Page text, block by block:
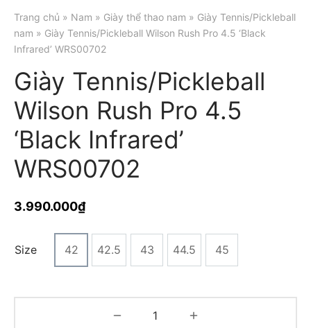
Trang chủ » Nam » Giày thể thao nam » Giày Tennis/Pickleball
nam » Giày Tennis/Pickleball Wilson Rush Pro 4.5 ‘Black
Infrared’ WRS00702
Giày Tennis/Pickleball
Wilson Rush Pro 4.5
‘Black Infrared’
WRS00702
3.990.000₫
Size 42 42.5 43 44.5 45